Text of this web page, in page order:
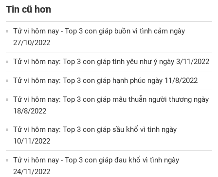
Tin cũ hơn
Tử vi hôm nay - Top 3 con giáp buồn vì tình cảm ngày
27/10/2022
Tử vi hôm nay: Top 3 con giáp tình yêu như ý ngày 3/11/2022
Tử vi hôm nay: Top 3 con giáp hạnh phúc ngày 11/8/2022
Tử vi hôm nay: Top 3 con giáp mâu thuẫn người thương ngày
18/8/2022
Tử vi hôm nay: Top 3 con giáp sầu khổ vì tình ngày
10/11/2022
Tử vi hôm nay - Top 3 con giáp đau khổ vì tình ngày
24/11/2022